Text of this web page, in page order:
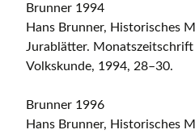
Brunner 1994
Hans Brunner, Historisches
Jurablätter.
Volkskunde, 1994, 28–30.
Brunner 1996
Hans Brunner, Historisches